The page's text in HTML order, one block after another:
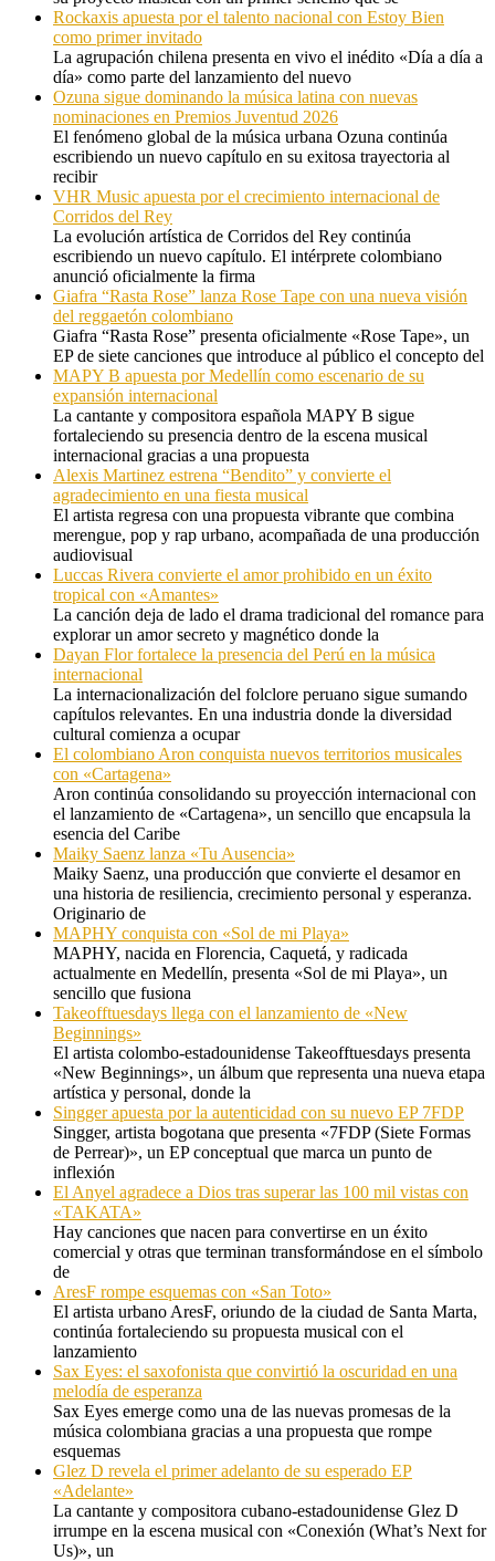
Rockaxis apuesta por el talento nacional con Estoy Bien
como primer invitado
La agrupación chilena presenta en vivo el inédito «Día a día a
día» como parte del lanzamiento del nuevo
Ozuna sigue dominando la música latina con nuevas
nominaciones en Premios Juventud 2026
El fenómeno global de la música urbana Ozuna continúa
escribiendo un nuevo capítulo en su exitosa trayectoria al
recibir
VHR Music apuesta por el crecimiento internacional de
Corridos del Rey
La evolución artística de Corridos del Rey continúa
escribiendo un nuevo capítulo. El intérprete colombiano
anunció oficialmente la firma
Giafra “Rasta Rose” lanza Rose Tape con una nueva visión
del reggaetón colombiano
Giafra “Rasta Rose” presenta oficialmente «Rose Tape», un
EP de siete canciones que introduce al público el concepto del
MAPY B apuesta por Medellín como escenario de su
expansión internacional
La cantante y compositora española MAPY B sigue
fortaleciendo su presencia dentro de la escena musical
internacional gracias a una propuesta
Alexis Martinez estrena “Bendito” y convierte el
agradecimiento en una fiesta musical
El artista regresa con una propuesta vibrante que combina
merengue, pop y rap urbano, acompañada de una producción
audiovisual
Luccas Rivera convierte el amor prohibido en un éxito
tropical con «Amantes»
La canción deja de lado el drama tradicional del romance para
explorar un amor secreto y magnético donde la
Dayan Flor fortalece la presencia del Perú en la música
internacional
La internacionalización del folclore peruano sigue sumando
capítulos relevantes. En una industria donde la diversidad
cultural comienza a ocupar
El colombiano Aron conquista nuevos territorios musicales
con «Cartagena»
Aron continúa consolidando su proyección internacional con
el lanzamiento de «Cartagena», un sencillo que encapsula la
esencia del Caribe
Maiky Saenz lanza «Tu Ausencia»
Maiky Saenz, una producción que convierte el desamor en
una historia de resiliencia, crecimiento personal y esperanza.
Originario de
MAPHY conquista con «Sol de mi Playa»
MAPHY, nacida en Florencia, Caquetá, y radicada
actualmente en Medellín, presenta «Sol de mi Playa», un
sencillo que fusiona
Takeofftuesdays llega con el lanzamiento de «New
Beginnings»
El artista colombo-estadounidense Takeofftuesdays presenta
«New Beginnings», un álbum que representa una nueva etapa
artística y personal, donde la
Singger apuesta por la autenticidad con su nuevo EP 7FDP
Singger, artista bogotana que presenta «7FDP (Siete Formas
de Perrear)», un EP conceptual que marca un punto de
inflexión
El Anyel agradece a Dios tras superar las 100 mil vistas con
«TAKATA»
Hay canciones que nacen para convertirse en un éxito
comercial y otras que terminan transformándose en el símbolo
de
AresF rompe esquemas con «San Toto»
El artista urbano AresF, oriundo de la ciudad de Santa Marta,
continúa fortaleciendo su propuesta musical con el
lanzamiento
Sax Eyes: el saxofonista que convirtió la oscuridad en una
melodía de esperanza
Sax Eyes emerge como una de las nuevas promesas de la
música colombiana gracias a una propuesta que rompe
esquemas
Glez D revela el primer adelanto de su esperado EP
«Adelante»
La cantante y compositora cubano-estadounidense Glez D
irrumpe en la escena musical con «Conexión (What’s Next for
Us)», un